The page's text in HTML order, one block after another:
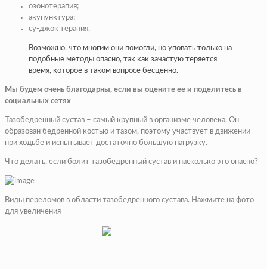
озонотерапия;
акупунктура;
су-джок терапия.
Возможно, что многим они помогли, но уповать только на
подобные методы опасно, так как зачастую теряется
время, которое в таком вопросе бесценно.
Мы будем очень благодарны, если вы оцените ее и поделитесь в
социальных сетях
Тазобедренный сустав – самый крупный в организме человека. Он
образован бедренной костью и тазом, поэтому участвует в движении
при ходьбе и испытывает достаточно большую нагрузку.
Что делать, если болит тазобедренный сустав и насколько это опасно?
Виды переломов в области тазобедренного сустава. Нажмите на фото
для увеличения